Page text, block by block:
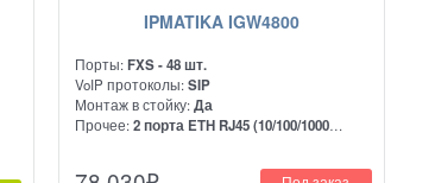
IPMATIKA IGW4800
Порты:FXS - 48 шт.
VoIP протоколы:SIP
Монтаж в стойку:Да
Прочее:2 порта ETH RJ45 (10/100/1000
Предназначен для подключения